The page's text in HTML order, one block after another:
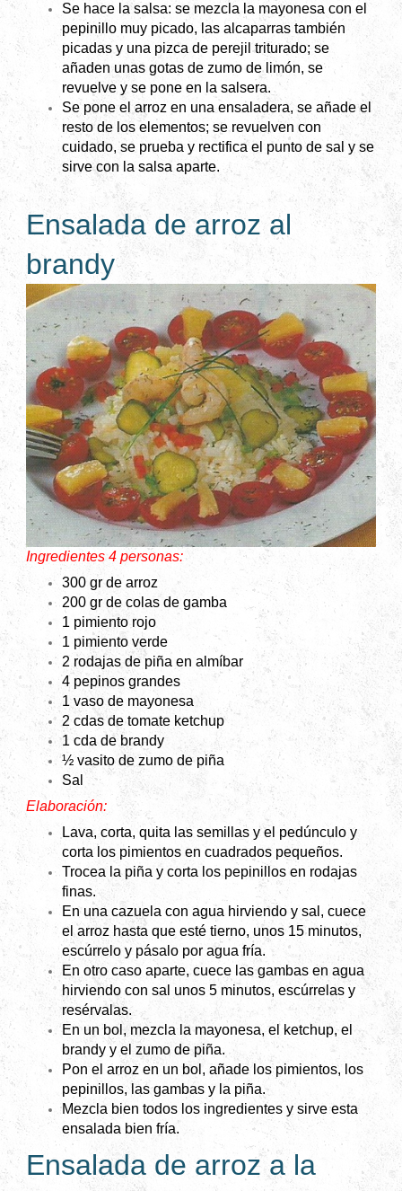
Se hace la salsa: se mezcla la mayonesa con el
pepinillo muy picado, las alcaparras también
picadas y una pizca de perejil triturado; se
añaden unas gotas de zumo de limón, se
revuelve y se pone en la salsera.
Se pone el arroz en una ensaladera, se añade el
resto de los elementos; se revuelven con
cuidado, se prueba y rectifica el punto de sal y se
sirve con la salsa aparte.
Ensalada de arroz al
brandy
Ingredientes 4 personas:
300 gr de arroz
200 gr de colas de gamba
1 pimiento rojo
1 pimiento verde
2 rodajas de piña en almíbar
4 pepinos grandes
1 vaso de mayonesa
2 cdas de tomate ketchup
1 cda de brandy
½ vasito de zumo de piña
Sal
Elaboración:
Lava, corta, quita las semillas y el pedúnculo y
corta los pimientos en cuadrados pequeños.
Trocea la piña y corta los pepinillos en rodajas
finas.
En una cazuela con agua hirviendo y sal, cuece
el arroz hasta que esté tierno, unos 15 minutos,
escúrrelo y pásalo por agua fría.
En otro caso aparte, cuece las gambas en agua
hirviendo con sal unos 5 minutos, escúrrelas y
resérvalas.
En un bol, mezcla la mayonesa, el ketchup, el
brandy y el zumo de piña.
Pon el arroz en un bol, añade los pimientos, los
pepinillos, las gambas y la piña.
Mezcla bien todos los ingredientes y sirve esta
ensalada bien fría.
Ensalada de arroz a la